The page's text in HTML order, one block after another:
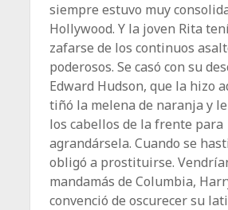
siempre estuvo muy
Hollywood. Y la joven Rita
zafarse de los continuos
poderosos. Se casó con su
Edward Hudson, que la hizo
tiñó la melena de naranja y
los cabellos de la frente para
agrandársela. Cuando se
obligó a prostituirse.
mandamás de Columbia,
convenció de oscurecer su